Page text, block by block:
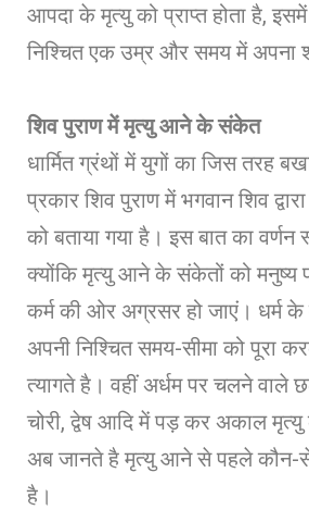
आपदा के मृत्यु को प्राप्त होता है, इसमें
निश्चित एक उम्र और समय में अपना
शिव पुराण में मृत्यु आने के संकेत
धार्मित ग्रंथों में युगों का जिस तरह
प्रकार शिव पुराण में भगवान शिव
को बताया गया है। इस बात का
क्योंकि मृत्यु आने के संकेतों को मनुष्य
कर्म की ओर अग्रसर हो जाएं। धर्म के
अपनी निश्चित समय-सीमा को पूरा
त्यागते है। वहीं अर्धम पर चलने वाले
चोरी, द्वेष आदि में पड़ कर अकाल मृत्यु
अब जानते है मृत्यु आने से पहले कौन-
है।